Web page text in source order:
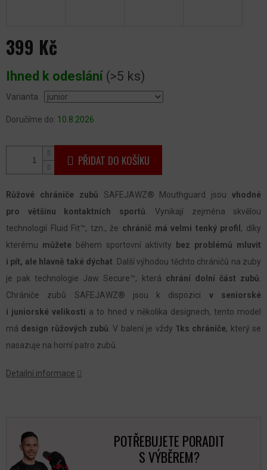
399 Kč
cena:
Ihned k odeslání (>5 ks)
Varianta
Doručíme do: 10.8.2026
PŘIDAT DO KOŠÍKU
Růžové chrániče zubů SAFEJAWZ® Mouthguard jsouvhodné
pro většinu kontaktních sportů . Vynikají zejména skvělou
technologií Fluid Fit™, tzn., že chránič má velmi tenký profil , díky
kterému můžete během sportovní aktivity
bez problémů mluvit
i pít, ale hlavně také dýchat . Další výhodou těchto chráničů na zuby
je pak technologie Jaw Secure™, která chrání dolní část zubů
Chrániče zubů SAFEJAWZ® jsou k dispozici v seniorské
i juniorské velikosti a to hned v několika designech, tento model
má design růžových zubů . V balení je vždy 1ks chrániče, který se
nasazuje na horní patro zubů.
Detailní informace
POTŘEBUJETE PORADIT
S VÝBĚREM?